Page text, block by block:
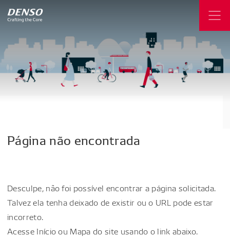
Página não encontrada
Desculpe, não foi possível encontrar a página solicitada.
Talvez ela tenha deixado de existir ou o URL pode estar
incorreto.
Acesse Início ou Mapa do site usando o link abaixo.